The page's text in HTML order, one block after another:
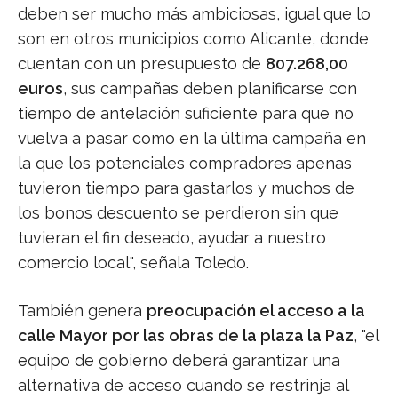
deben ser mucho más ambiciosas, igual que lo
son en otros municipios como Alicante, donde
cuentan con un presupuesto de 807.268,00
euros, sus campañas deben planificarse con
tiempo de antelación suficiente para que no
vuelva a pasar como en la última campaña en
la que los potenciales compradores apenas
tuvieron tiempo para gastarlos y muchos de
los bonos descuento se perdieron sin que
tuvieran el fin deseado, ayudar a nuestro
comercio local", señala Toledo.
También genera preocupación el acceso a la
calle Mayor por las obras de la plaza la Paz, "el
equipo de gobierno deberá garantizar una
alternativa de acceso cuando se restrinja al